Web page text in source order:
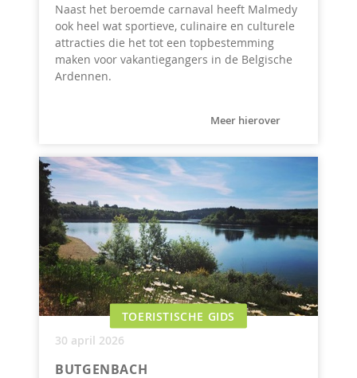
Naast het beroemde carnaval heeft Malmedy
ook heel wat sportieve, culinaire en culturele
attracties die het tot een topbestemming
maken voor vakantiegangers in de Belgische
Ardennen.
Meer hierover
TOERISTISCHE GIDS
30 april 2026
BUTGENBACH